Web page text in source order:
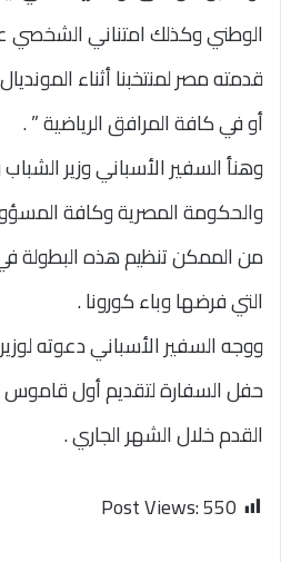
الوطني وكذلك امتناني الشخصي
قدمته مصر لمنتخبنا أثناء
أو في كافة المرافق الرياضية ” .
وهنأ السفير الأسباني وزير
والحكومة المصرية وكافة
من الممكن تنظيم هذه البطولة
التي فرضها وباء كورونا .
ووجه السفير الأسباني دعوته
حفل السفارة لتقديم أول
القدم خلال الشهر الجاري .
Post Views:550